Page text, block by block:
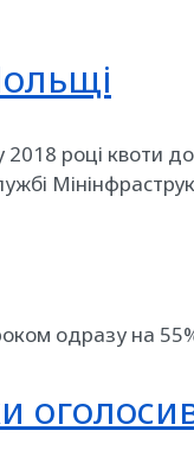
році квоти
одразу на